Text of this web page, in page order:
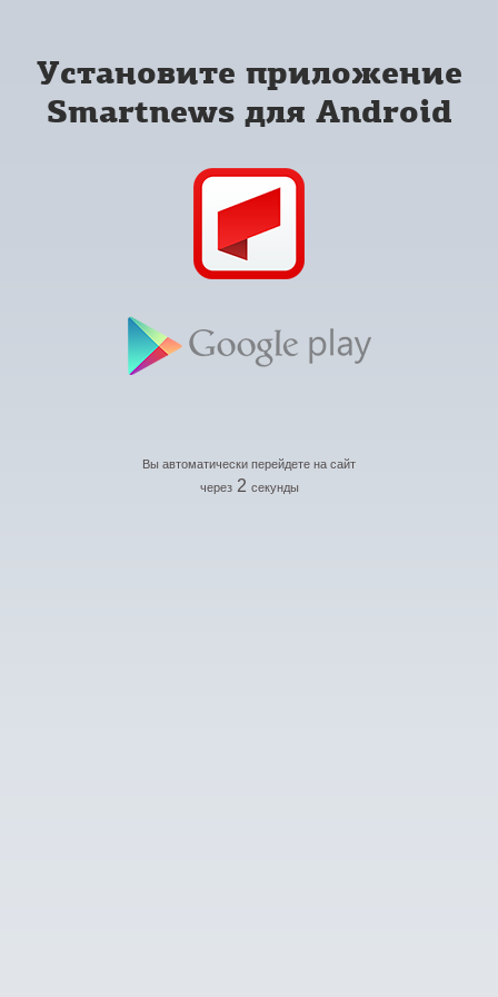
Установите приложение
Smartnews для Android
Вы автоматически перейдете на сайт
через 2 секунды